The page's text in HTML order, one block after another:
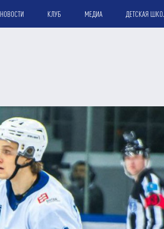
НОВОСТИ КЛУБ МЕДИА ДЕТСКАЯ